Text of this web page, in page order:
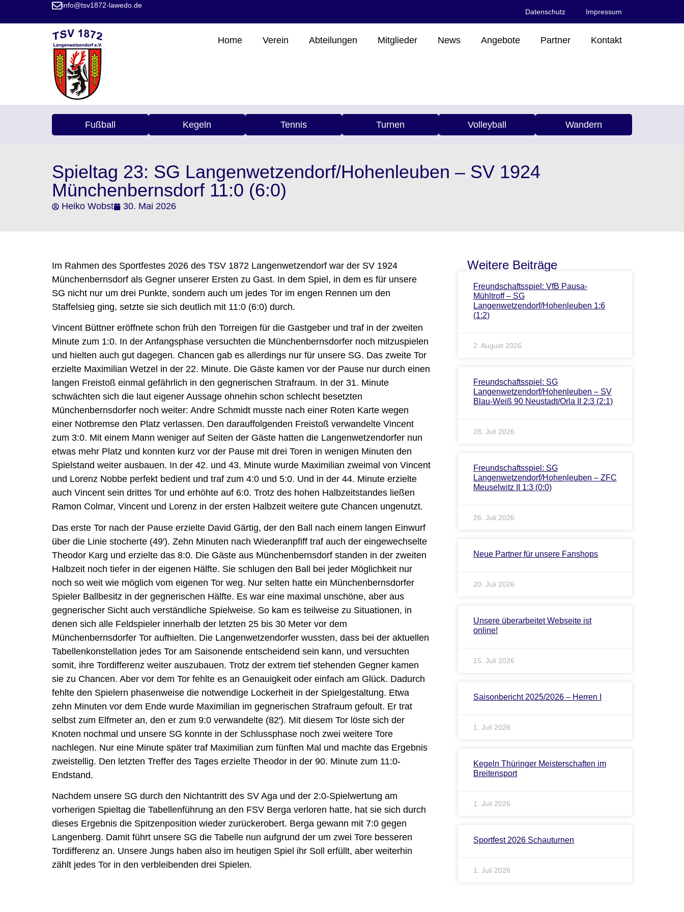
info@tsv1872-lawedo.de
Datenschutz
Impressum
Home Verein Abteilungen Mitglieder News Angebote Partner Kontakt
Fußball Kegeln Tennis Turnen Volleyball Wandern
Spieltag 23: SG Langenwetzendorf/Hohenleuben – SV 1924
Münchenbernsdorf 11:0 (6:0)
Heiko Wobst 30. Mai 2026
Im Rahmen des Sportfestes 2026 des TSV 1872 Langenwetzendorf war der SV 1924
Münchenbernsdorf als Gegner unserer Ersten zu Gast. In dem Spiel, in dem es für unsere
SG nicht nur um drei Punkte, sondern auch um jedes Tor im engen Rennen um den
Staffelsieg ging, setzte sie sich deutlich mit 11:0 (6:0) durch.
Vincent Büttner eröffnete schon früh den Torreigen für die Gastgeber und traf in der zweiten
Minute zum 1:0. In der Anfangsphase versuchten die Münchenbernsdorfer noch mitzuspielen
und hielten auch gut dagegen. Chancen gab es allerdings nur für unsere SG. Das zweite Tor
erzielte Maximilian Wetzel in der 22. Minute. Die Gäste kamen vor der Pause nur durch einen
langen Freistoß einmal gefährlich in den gegnerischen Strafraum. In der 31. Minute
schwächten sich die laut eigener Aussage ohnehin schon schlecht besetzten
Münchenbernsdorfer noch weiter: Andre Schmidt musste nach einer Roten Karte wegen
einer Notbremse den Platz verlassen. Den darauffolgenden Freistoß verwandelte Vincent
zum 3:0. Mit einem Mann weniger auf Seiten der Gäste hatten die Langenwetzendorfer nun
etwas mehr Platz und konnten kurz vor der Pause mit drei Toren in wenigen Minuten den
Spielstand weiter ausbauen. In der 42. und 43. Minute wurde Maximilian zweimal von Vincent
und Lorenz Nobbe perfekt bedient und traf zum 4:0 und 5:0. Und in der 44. Minute erzielte
auch Vincent sein drittes Tor und erhöhte auf 6:0. Trotz des hohen Halbzeitstandes ließen
Ramon Colmar, Vincent und Lorenz in der ersten Halbzeit weitere gute Chancen ungenutzt.
Das erste Tor nach der Pause erzielte David Gärtig, der den Ball nach einem langen Einwurf
über die Linie stocherte (49′). Zehn Minuten nach Wiederanpfiff traf auch der eingewechselte
Theodor Karg und erzielte das 8:0. Die Gäste aus Münchenbernsdorf standen in der zweiten
Halbzeit noch tiefer in der eigenen Hälfte. Sie schlugen den Ball bei jeder Möglichkeit nur
noch so weit wie möglich vom eigenen Tor weg. Nur selten hatte ein Münchenbernsdorfer
Spieler Ballbesitz in der gegnerischen Hälfte. Es war eine maximal unschöne, aber aus
gegnerischer Sicht auch verständliche Spielweise. So kam es teilweise zu Situationen, in
denen sich alle Feldspieler innerhalb der letzten 25 bis 30 Meter vor dem
Münchenbernsdorfer Tor aufhielten. Die Langenwetzendorfer wussten, dass bei der aktuellen
Tabellenkonstellation jedes Tor am Saisonende entscheidend sein kann, und versuchten
somit, ihre Tordifferenz weiter auszubauen. Trotz der extrem tief stehenden Gegner kamen
sie zu Chancen. Aber vor dem Tor fehlte es an Genauigkeit oder einfach am Glück. Dadurch
fehlte den Spielern phasenweise die notwendige Lockerheit in der Spielgestaltung. Etwa
zehn Minuten vor dem Ende wurde Maximilian im gegnerischen Strafraum gefoult. Er trat
selbst zum Elfmeter an, den er zum 9:0 verwandelte (82′). Mit diesem Tor löste sich der
Knoten nochmal und unsere SG konnte in der Schlussphase noch zwei weitere Tore
nachlegen. Nur eine Minute später traf Maximilian zum fünften Mal und machte das Ergebnis
zweistellig. Den letzten Treffer des Tages erzielte Theodor in der 90. Minute zum 11:0-
Endstand.
Nachdem unsere SG durch den Nichtantritt des SV Aga und der 2:0-Spielwertung am
vorherigen Spieltag die Tabellenführung an den FSV Berga verloren hatte, hat sie sich durch
dieses Ergebnis die Spitzenposition wieder zurückerobert. Berga gewann mit 7:0 gegen
Langenberg. Damit führt unsere SG die Tabelle nun aufgrund der um zwei Tore besseren
Tordifferenz an. Unsere Jungs haben also im heutigen Spiel ihr Soll erfüllt, aber weiterhin
zählt jedes Tor in den verbleibenden drei Spielen.
Weitere Beiträge
Freundschaftsspiel: VfB Pausa-
Mühltroff – SG
Langenwetzendorf/Hohenleuben 1:6
(1:2)
2. August 2026
Freundschaftsspiel: SG
Langenwetzendorf/Hohenleuben – SV
Blau-Weiß 90 Neustadt/Orla II 2:3 (2:1)
28. Juli 2026
Freundschaftsspiel: SG
Langenwetzendorf/Hohenleuben – ZFC
Meuselwitz II 1:3 (0:0)
26. Juli 2026
Neue Partner für unsere Fanshops
20. Juli 2026
Unsere überarbeitet Webseite ist
online!
15. Juli 2026
Saisonbericht 2025/2026 – Herren I
1. Juli 2026
Kegeln Thüringer Meisterschaften im
Breitensport
1. Juli 2026
Sportfest 2026 Schauturnen
1. Juli 2026